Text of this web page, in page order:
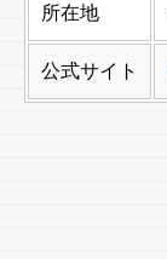
所在地
公式サイト